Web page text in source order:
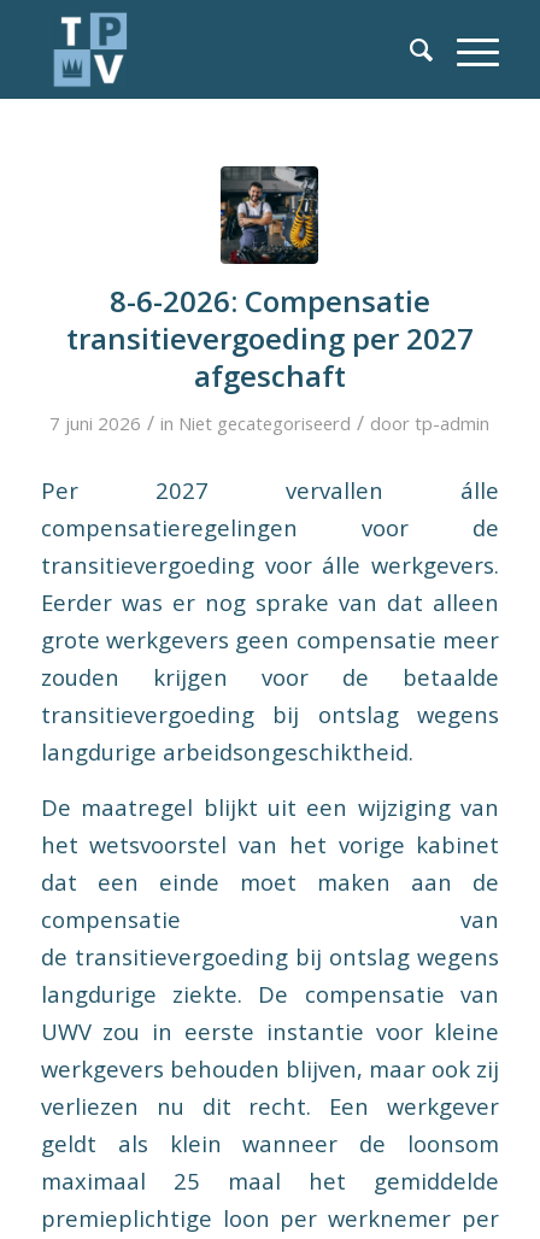
8-6-2026: Compensatie
transitievergoeding per 2027
afgeschaft
7 juni 2026 / in Niet gecategoriseerd / doortp-admin
Per 2027 vervallen álle
compensatieregelingen voor de
transitievergoeding voor álle werkgevers.
Eerder was er nog sprake van dat alleen
grote werkgevers geen compensatie meer
zouden krijgen voor de betaalde
transitievergoeding bij ontslag wegens
langdurige arbeidsongeschiktheid.
De maatregel blijkt uit een wijziging van
het wetsvoorstel van het vorige kabinet
dat een einde moet maken aan de
compensatie van
de transitievergoeding bij ontslag wegens
langdurige ziekte. De compensatie van
UWV zou in eerste instantie voor kleine
werkgevers behouden blijven, maar ook zij
verliezen nu dit recht. Een werkgever
geldt als klein wanneer de loonsom
maximaal 25 maal het gemiddelde
premieplichtige loon per werknemer per